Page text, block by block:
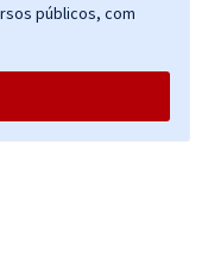
- Analista de Apoio à
Legislação
públicos, com